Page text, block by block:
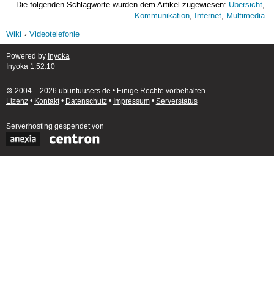
Die folgenden Schlagworte wurden dem Artikel zugewiesen: Übersicht,
Kommunikation, Internet, Multimedia
Wiki
Videotelefonie
Powered by Inyoka
Inyoka 1.52.10
🄯 2004 – 2026 ubuntuusers.de • Einige Rechte vorbehalten
Lizenz• Kontakt• Datenschutz• Impressum• Serverstatus
Serverhosting gespendet von